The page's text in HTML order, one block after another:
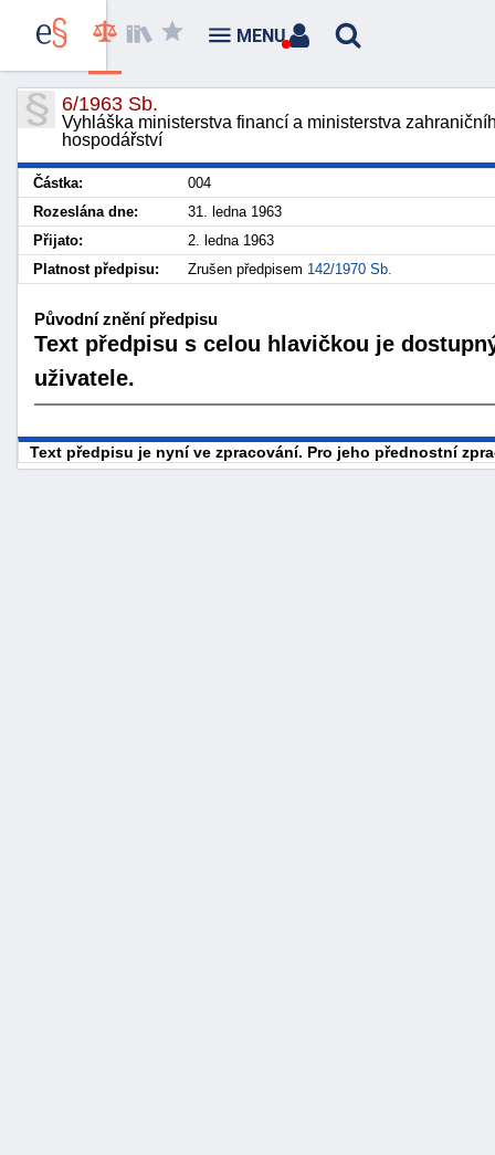
6/1963 Sb.
Vyhláška ministerstva financí a ministerstva
hospodářství
Částka:
004
Rozeslána dne:
31. ledna 1963
Přijato:
2. ledna 1963
Platnost předpisu:
Zrušen předpisem 142/1970 Sb.
Původní znění předpisu
Text předpisu s celou hlavičkou je
uživatele.
Text předpisu je nyní ve zpracování. Pro jeho přednostní
MENU